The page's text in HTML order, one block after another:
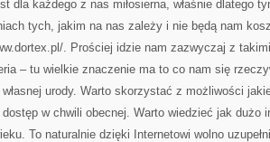
dla każdego z nas miłosierna, właśnie dlatego
tych, jakim na nas zależy i nie będą nam
. Prościej idzie nam zazwyczaj z
– tu wielkie znaczenie ma to co nam się
urody. Warto skorzystać z możliwości
dostęp w chwili obecnej. Warto wiedzieć jak dużo
To naturalnie dzięki Internetowi wolno